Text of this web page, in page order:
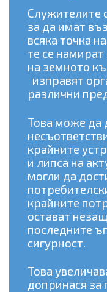
Служителите
за да имат
всяка точка
те се намират
на земното
изправят
различни
Това може да
крайните
и липса на
могли да
крайните
остават
последните
сигурност.
Това
допринася за